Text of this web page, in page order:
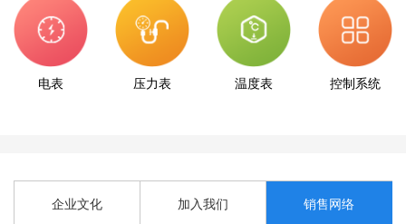
电表 压力表 温度表 控制系统
企业文化 加入我们 销售网络